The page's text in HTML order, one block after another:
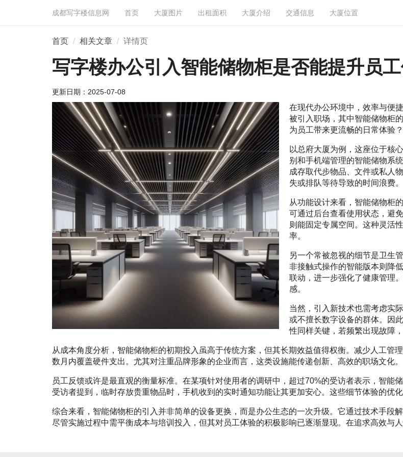
成都写字楼信息网 首页 大厦图片 出租面积 大厦介绍 交通信息 大厦位置
首页 相关文章 详情页
写字楼办公引入智能储物柜是否能提升员
更新日期： 2025-07-08
在现代办公环境中，效率与便
被引入职场，其中智能储物柜
为员工带来更流畅的日常体验
以总府大厦为例，这座位于核
别和手机端管理的智能储物系
成存取代步物品、文件或私人
失或排队等待导致的时间浪费。
从功能设计来看，智能储物柜
可通过后台查看使用状态，避
则能固定专属空间。这种灵活
率。
另一个常被忽视的细节是卫生
非接触式操作的智能版本则降
联动，进一步强化了健康管理
感。
当然，引入新技术也需考虑实
或不擅长数字设备的群体。因
性同样关键，若频繁出现故障
从成本角度分析，智能储物柜的初期投入虽高于传统方案，但其长期效益值得权衡。减少人工管
数月内覆盖硬件支出。尤其对注重品牌形象的企业而言，这类设施能传递创新、高效的职场文化。
员工反馈或许是最直观的衡量标准。在某项针对使用者的调研中，超过70%的受访者表示，智能
受访者提到，临时存放贵重物品时，手机收到的实时通知功能让其更加安心。这些细节体验的优
综合来看，智能储物柜的引入并非简单的设备更换，而是办公生态的一次升级。它通过技术手段
尽管实施过程中需平衡成本与培训投入，但其对员工体验的积极影响已逐渐显现。在追求高效与